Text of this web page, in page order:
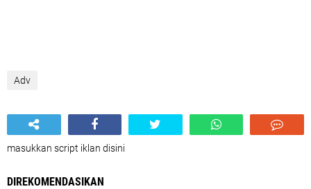
Adv
masukkan script iklan disini
DIREKOMENDASIKAN